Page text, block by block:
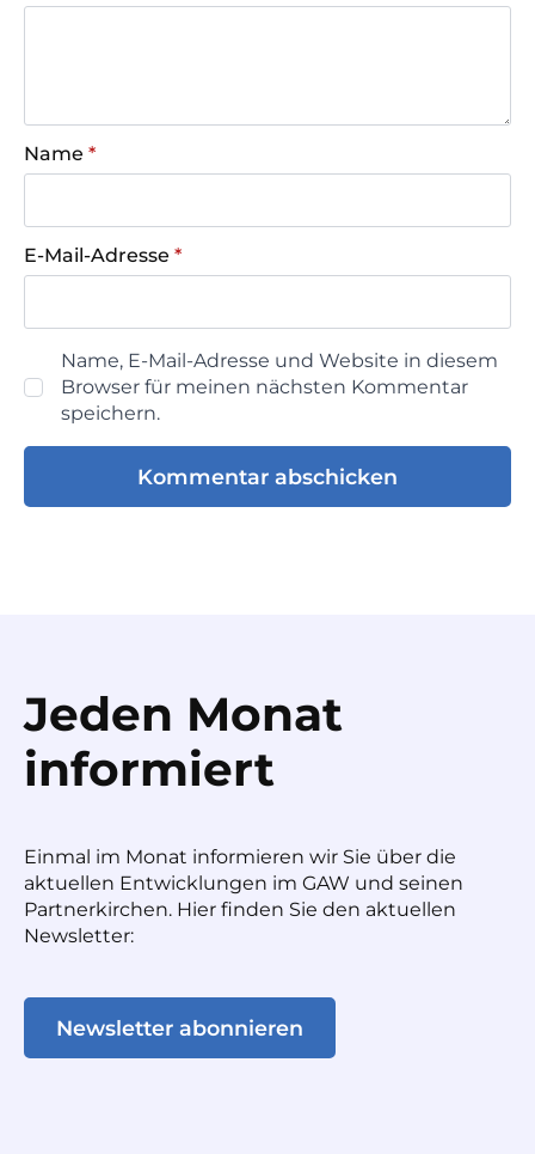
Name *
E-Mail-Adresse *
Name, E-Mail-Adresse und Website in diesem
Browser für meinen nächsten Kommentar
speichern.
Jeden Monat
informiert
Einmal im Monat informieren wir Sie über die
aktuellen Entwicklungen im GAW und seinen
Partnerkirchen. Hier finden Sie den aktuellen
Newsletter:
Newsletter abonnieren